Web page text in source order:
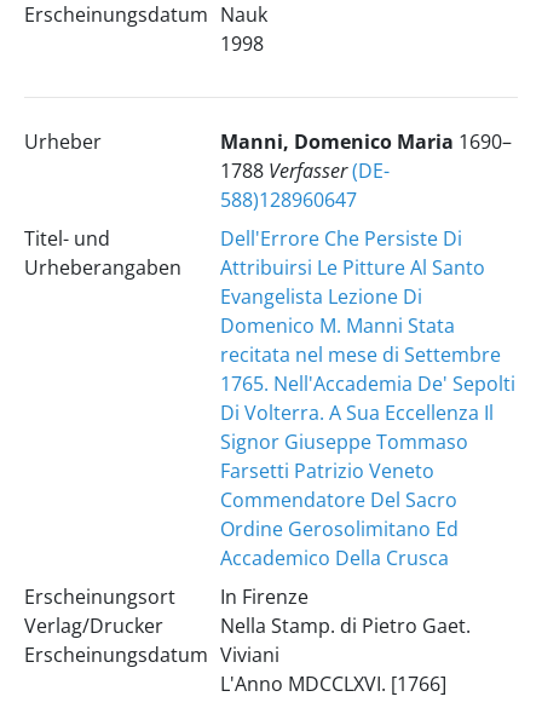
Erscheinungsdatum Nauk
1998
Urheber Manni, Domenico Maria 1690–
1788 Verfasser(DE-
588)128960647
Titel- und
Urheberangaben
Dell'Errore Che Persiste Di
Attribuirsi Le Pitture Al Santo
Evangelista Lezione Di
Domenico M. Manni Stata
recitata nel mese di Settembre
1765. Nell'Accademia De' Sepolti
Di Volterra. A Sua Eccellenza Il
Signor Giuseppe Tommaso
Farsetti Patrizio Veneto
Commendatore Del Sacro
Ordine Gerosolimitano Ed
Accademico Della Crusca
Erscheinungsort
Verlag/Drucker
Erscheinungsdatum
In Firenze
Nella Stamp. di Pietro Gaet.
Viviani
L'Anno MDCCLXVI. [1766]